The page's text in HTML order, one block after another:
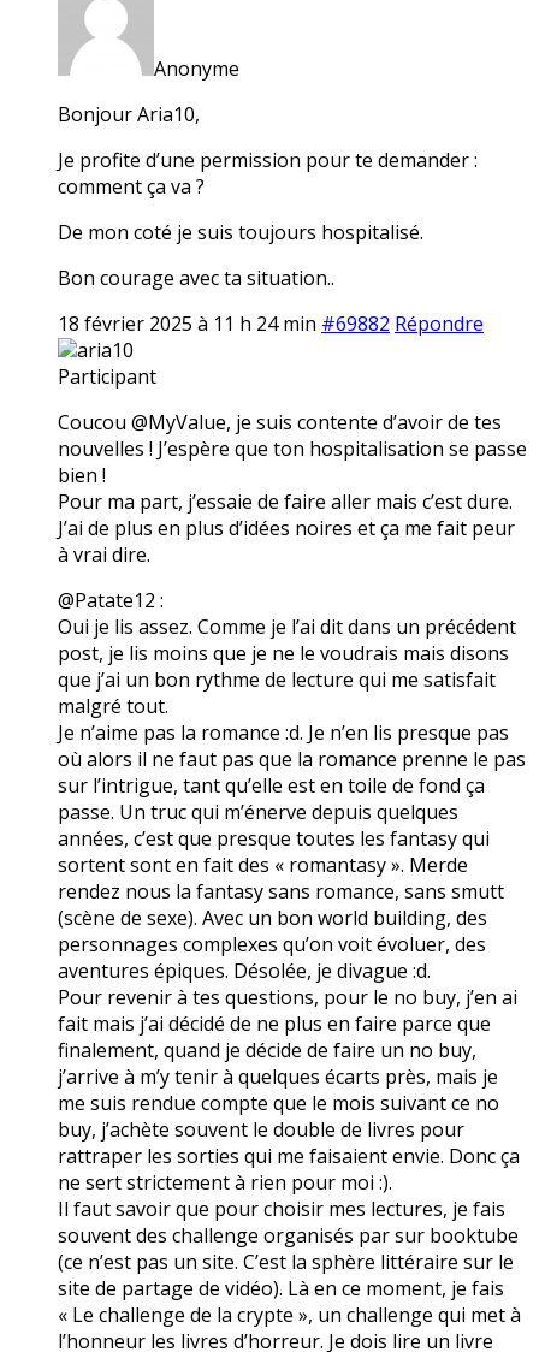
Anonyme
Bonjour Aria10,
Je profite d’une permission pour te demander :
comment ça va ?
De mon coté je suis toujours hospitalisé.
Bon courage avec ta situation..
18 février 2025 à 11 h 24 min #69882 Répondre
aria10
Participant
Coucou @MyValue, je suis contente d’avoir de tes
nouvelles ! J’espère que ton hospitalisation se passe
bien !
Pour ma part, j’essaie de faire aller mais c’est dure.
J’ai de plus en plus d’idées noires et ça me fait peur
à vrai dire.
@Patate12 :
Oui je lis assez. Comme je l’ai dit dans un précédent
post, je lis moins que je ne le voudrais mais disons
que j’ai un bon rythme de lecture qui me satisfait
malgré tout.
Je n’aime pas la romance :d. Je n’en lis presque pas
où alors il ne faut pas que la romance prenne le pas
sur l’intrigue, tant qu’elle est en toile de fond ça
passe. Un truc qui m’énerve depuis quelques
années, c’est que presque toutes les fantasy qui
sortent sont en fait des « romantasy ». Merde
rendez nous la fantasy sans romance, sans smutt
(scène de sexe). Avec un bon world building, des
personnages complexes qu’on voit évoluer, des
aventures épiques. Désolée, je divague :d.
Pour revenir à tes questions, pour le no buy, j’en ai
fait mais j’ai décidé de ne plus en faire parce que
finalement, quand je décide de faire un no buy,
j’arrive à m’y tenir à quelques écarts près, mais je
me suis rendue compte que le mois suivant ce no
buy, j’achète souvent le double de livres pour
rattraper les sorties qui me faisaient envie. Donc ça
ne sert strictement à rien pour moi :).
Il faut savoir que pour choisir mes lectures, je fais
souvent des challenge organisés par sur booktube
(ce n’est pas un site. C’est la sphère littéraire sur le
site de partage de vidéo). Là en ce moment, je fais
« Le challenge de la crypte », un challenge qui met à
l’honneur les livres d’horreur. Je dois lire un livre